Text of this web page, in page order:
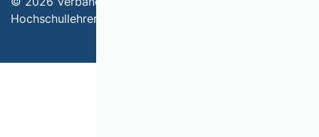
Hochschullehrer für Betriebswirtschaft e.V.